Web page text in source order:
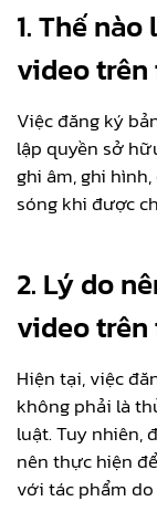
1. Thế
video
Việc đăng ký
lập quyền sở
ghi âm, ghi
sóng khi được
2. Lý do
video
Hiện tại, việc
không phải là
luật. Tuy nhiên,
nên thực hiện
với tác phẩm